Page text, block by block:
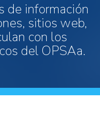
de información
sitios web,
con los
del OPSAa.